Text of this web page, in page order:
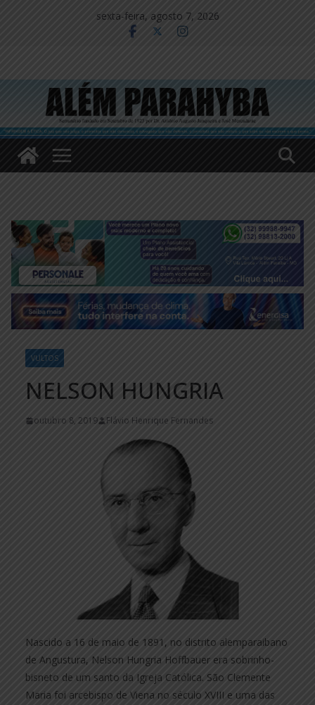
sexta-feira, agosto 7, 2026
VULTOS
NELSON HUNGRIA
outubro 8, 2019 Flávio Henrique Fernandes
Nascido a 16 de maio de 1891, no distrito alemparaibano
de Angustura, Nelson Hungria Hoffbauer era sobrinho-
bisneto de um santo da Igreja Católica. São Clemente
Maria foi arcebispo de Viena no século XVIII e uma das